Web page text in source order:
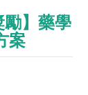
勵】藥學
案